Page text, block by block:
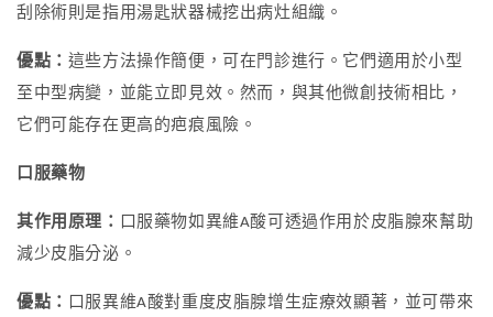
刮除術則是指用湯匙狀器械挖出病灶組織。
優點： 這些方法操作簡便，可在門診進行。它們適用於小型
至中型病變，並能立即見效。然而，與其他微創技術相比，
它們可能存在更高的疤痕風險。
口服藥物
其作用原理： 口服藥物如異維A酸可透過作用於皮脂腺來幫助
減少皮脂分泌。
優點： 口服異維A酸對重度皮脂腺增生症療效顯著，並可帶來